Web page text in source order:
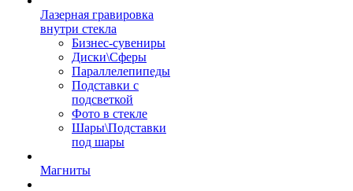
Лазерная гравировка
внутри стекла
Бизнес-сувениры
Диски\Сферы
Параллелепипеды
Подставки с
подсветкой
Фото в стекле
Шары\Подставки
под шары
Магниты